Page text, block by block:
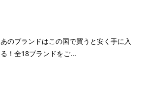
あのブランドはこの国で買うと安く手に入
る！全18ブランドをご...